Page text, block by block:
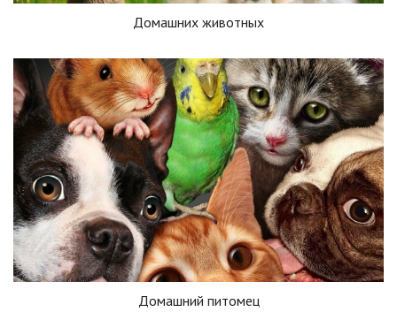
Домашних животных
Домашний питомец